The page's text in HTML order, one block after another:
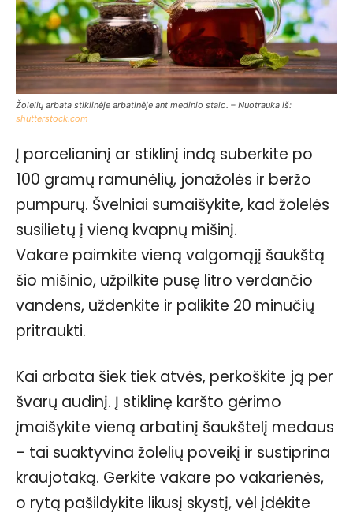
Žolelių arbata stiklinėje arbatinėje ant medinio stalo. – Nuotrauka iš:
shutterstock.com
Į porcelianinį ar stiklinį indą suberkite po
100 gramų ramunėlių, jonažolės ir beržo
pumpurų. Švelniai sumaišykite, kad žolelės
susilietų į vieną kvapnų mišinį.
Vakare paimkite vieną valgomąjį šaukštą
šio mišinio, užpilkite pusę litro verdančio
vandens, uždenkite ir palikite 20 minučių
pritraukti.
Kai arbata šiek tiek atvės, perkoškite ją per
švarų audinį. Į stiklinę karšto gėrimo
įmaišykite vieną arbatinį šaukštelį medaus
– tai suaktyvina žolelių poveikį ir sustiprina
kraujotaką. Gerkite vakare po vakarienės,
o rytą pašildykite likusį skystį, vėl įdėkite